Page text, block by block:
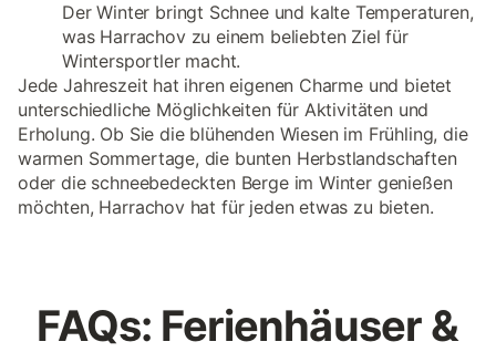
Der Winter bringt Schnee und kalte Temperaturen,
was Harrachov zu einem beliebten Ziel für
Wintersportler macht.
Jede Jahreszeit hat ihren eigenen Charme und bietet
unterschiedliche Möglichkeiten für Aktivitäten und
Erholung. Ob Sie die blühenden Wiesen im Frühling, die
warmen Sommertage, die bunten Herbstlandschaften
oder die schneebedeckten Berge im Winter genießen
möchten, Harrachov hat für jeden etwas zu bieten.
FAQs: Ferienhäuser &